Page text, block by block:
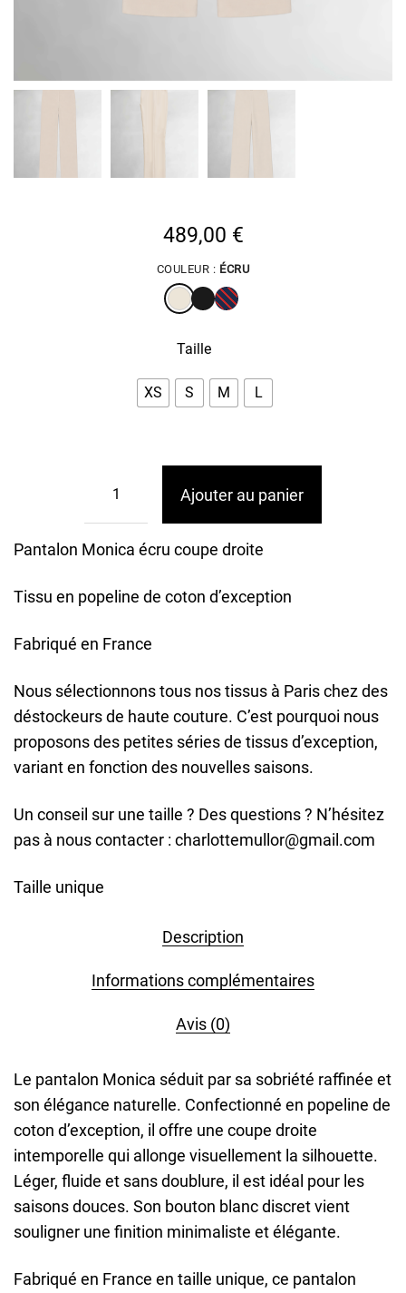
489,00 €
Pantalon Monica écru coupe droite
Tissu en popeline de coton d’exception
Fabriqué en France
Nous sélectionnons tous nos tissus à Paris chez des
déstockeurs de haute couture. C’est pourquoi nous
proposons des petites séries de tissus d’exception,
variant en fonction des nouvelles saisons.
Un conseil sur une taille ? Des questions ? N’hésitez
pas à nous contacter : charlottemullor@gmail.com
Taille unique
COULEUR : ÉCRU
Taille
XS S M L
Ajouter au panier
Description
Informations complémentaires
Avis (0)
Le pantalon Monica séduit par sa sobriété raffinée et
son élégance naturelle. Confectionné en popeline de
coton d’exception, il offre une coupe droite
intemporelle qui allonge visuellement la silhouette.
Léger, fluide et sans doublure, il est idéal pour les
saisons douces. Son bouton blanc discret vient
souligner une finition minimaliste et élégante.
Fabriqué en France en taille unique, ce pantalon